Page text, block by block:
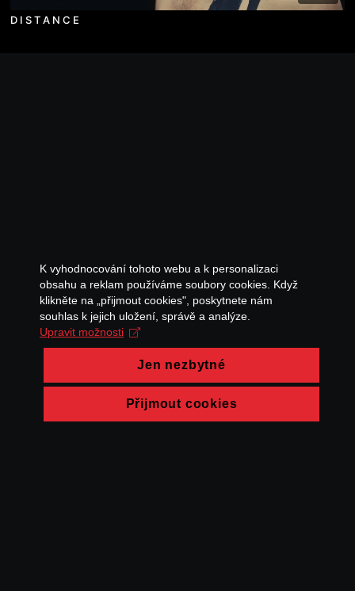
D I S T A N C E
K vyhodnocování tohoto webu a k personalizaci
obsahu a reklam používáme soubory cookies. Když
klikněte na „přijmout cookies", poskytnete nám
souhlas k jejich uložení, správě a analýze.
Upravit možnosti
Jen nezbytné
Přijmout cookies